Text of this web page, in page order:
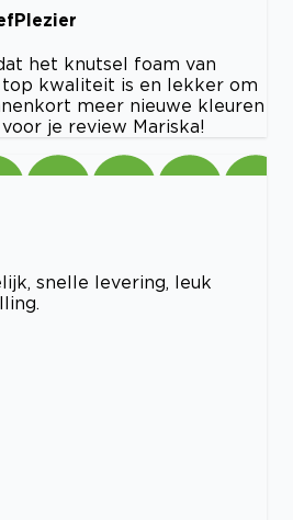
het knutsel foam van
kwaliteit is en lekker om
meer nieuwe kleuren
je review Mariska!
snelle levering, leuk